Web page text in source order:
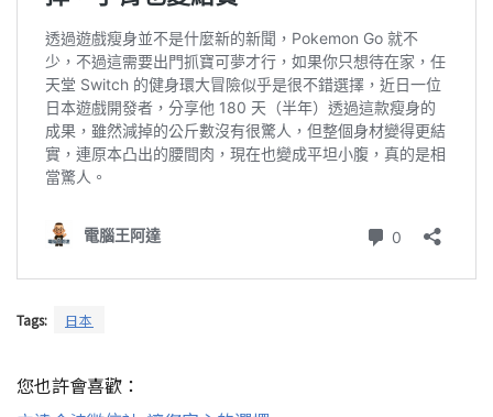
Tags: 日本
您也許會喜歡：